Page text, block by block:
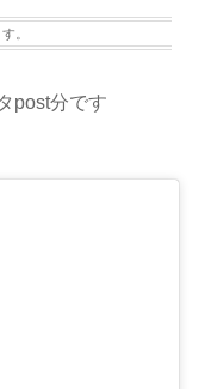
。
post分です